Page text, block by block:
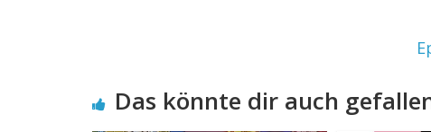
Das könnte dir auch